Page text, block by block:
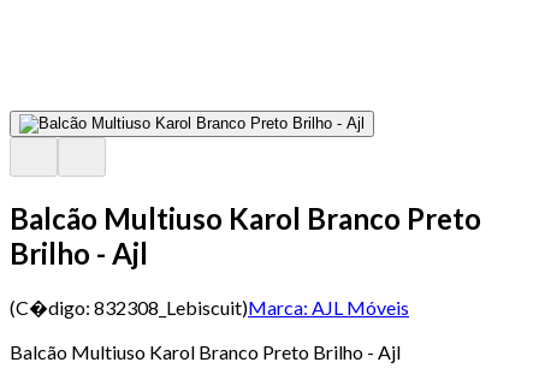
Balcão Multiuso Karol Branco Preto
Brilho - Ajl
(C�digo: 832308_Lebiscuit)Marca: AJL Móveis
Balcão Multiuso Karol Branco Preto Brilho - Ajl